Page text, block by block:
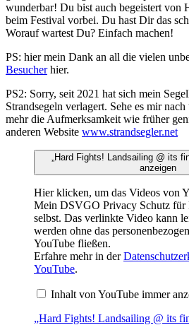
wunderbar! Du bist auch begeistert von
beim Festival vorbei. Du hast Dir das
Worauf wartest Du? Einfach machen!
PS: hier mein Dank an all die vielen
Besucherhier.
PS2: Sorry, seit 2021 hat sich mein
Strandsegeln verlagert. Sehe es mir
mehr die Aufmerksamkeit wie früher
anderen Website www.strandsegler.net
„Hard Fights! Landsailing @ its
anzeigen
Hier klicken, um das Videos von
Mein DSVGO Privacy Schutz für
selbst. Das verlinkte Video kann
werden ohne das
YouTube fließen.
Erfahre mehr in der
YouTube.
Inhalt von YouTube immer
„Hard Fights! Landsailing @ its